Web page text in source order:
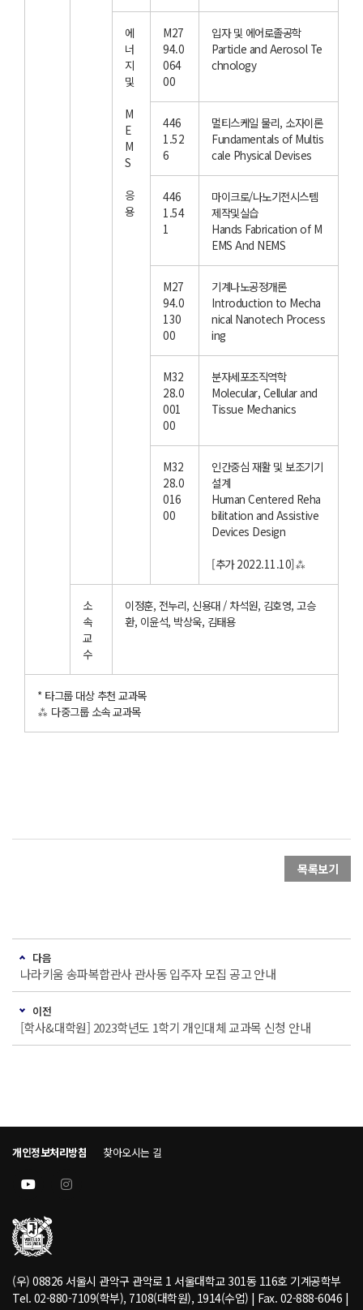
에
너
지
및
M
E
M
S
응
용
M27
94.0
064
00
입자 및 에어로졸공학
Particle and Aerosol Te
chnology
446
1.52
6
멀티스케일 물리, 소자이론
Fundamentals of Multis
cale Physical Devises
446
1.54
1
마이크로/나노기전시스템
제작및실습
Hands Fabrication of M
EMS And NEMS
M27
94.0
130
00
기계나노공정개론
Introduction to Mecha
nical Nanotech Process
ing
M32
28.0
001
00
분자세포조직역학
Molecular, Cellular and
Tissue Mechanics
M32
28.0
016
00
인간중심 재활 및 보조기기
설계
Human Centered Reha
bilitation and Assistive
Devices Design
[추가 2022.11.10]⁂
소
속
교
수
이정훈, 전누리, 신용대 / 차석원, 김호영, 고승
환, 이윤석, 박상욱, 김태용
* 타그룹 대상 추천 교과목
⁂ 다중그룹 소속 교과목
목록보기
다음
나라키움 송파복합관사 관사동 입주자 모집 공고 안내
이전
[학사&대학원] 2023학년도 1학기 개인대체 교과목 신청 안내
개인정보처리방침 찾아오시는 길
(우) 08826 서울시 관악구 관악로 1 서울대학교 301동 116호 기계공학부
Tel. 02-880-7109(학부), 7108(대학원), 1914(수업) | Fax. 02-888-6046 |